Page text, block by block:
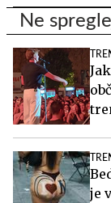
Ne
je